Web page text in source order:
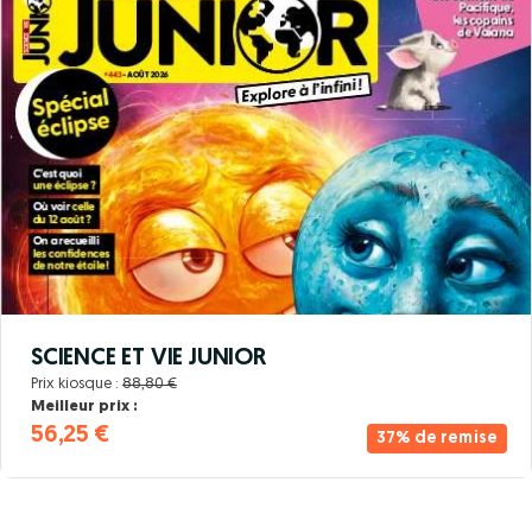
37% de remise
SCIENCE ET VIE JUNIOR
Prix kiosque : 88,80 €
Meilleur prix :
56,25 €